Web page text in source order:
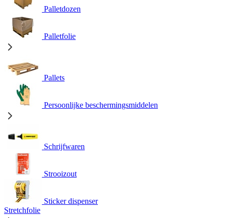
Palletdozen
Palletfolie
Pallets
Persoonlijke beschermingsmiddelen
Schrijfwaren
Strooizout
Sticker dispenser
Stretchfolie